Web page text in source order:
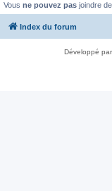
Vous ne pouvez pas joindre
Index du forum
Développé par